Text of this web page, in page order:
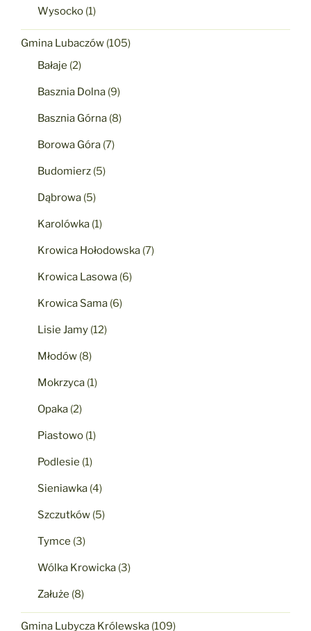
Wysocko (1)
Gmina Lubaczów (105)
Bałaje (2)
Basznia Dolna (9)
Basznia Górna (8)
Borowa Góra (7)
Budomierz (5)
Dąbrowa (5)
Karolówka (1)
Krowica Hołodowska (7)
Krowica Lasowa (6)
Krowica Sama (6)
Lisie Jamy (12)
Młodów (8)
Mokrzyca (1)
Opaka (2)
Piastowo (1)
Podlesie (1)
Sieniawka (4)
Szczutków (5)
Tymce (3)
Wólka Krowicka (3)
Załuże (8)
Gmina Lubycza Królewska (109)